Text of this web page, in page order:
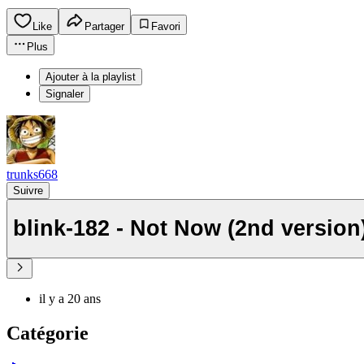
Like Partager
Favori
Plus
Ajouter à la playlist
Signaler
trunks668
Suivre
blink-182 - Not Now (2nd
il y a 20 ans
Catégorie